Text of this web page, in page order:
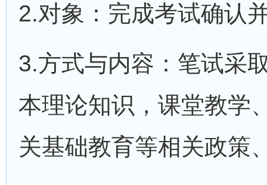
2.对象：完成考试确认
3.方式与内容：笔试采
本理论知识，课堂教学
关基础教育等相关政策